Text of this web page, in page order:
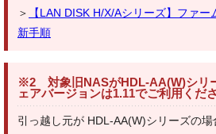
＞
【LAN DISK H/X/Aシリーズ】ファ
新手順
※2 対象旧NASがHDL-AA(W)シリ
ェアバージョンは1.11でご利用くださ
引っ越し元が HDL-AA(W)シリーズの場